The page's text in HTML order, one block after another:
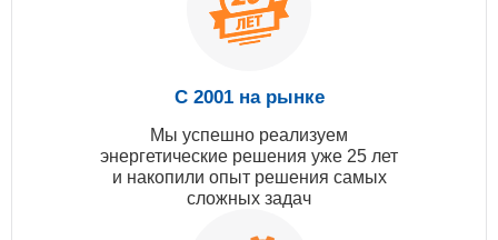
С 2001 на рынке
Мы успешно реализуем
энергетические решения уже 25 лет
и накопили опыт решения самых
сложных задач